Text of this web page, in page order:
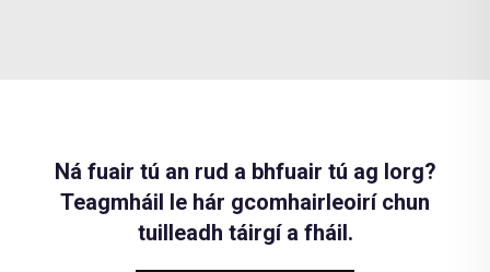
Ná fuair tú an rud a bhfuair tú ag lorg?
Teagmháil le hár gcomhairleoirí chun
tuilleadh táirgí a fháil.